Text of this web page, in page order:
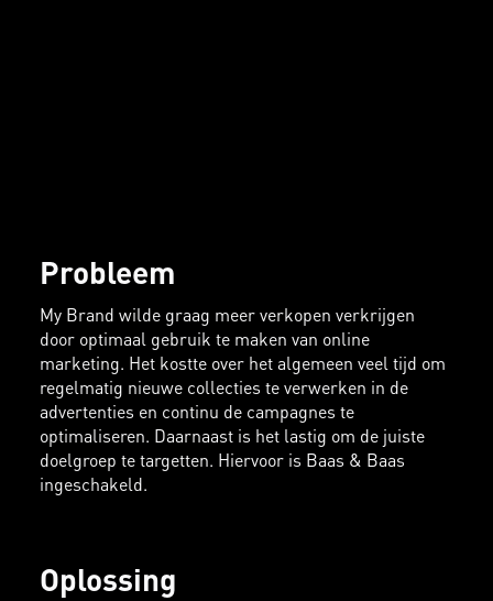
Probleem
My Brand wilde graag meer verkopen verkrijgen
door optimaal gebruik te maken van online
marketing. Het kostte over het algemeen veel tijd om
regelmatig nieuwe collecties te verwerken in de
advertenties en continu de campagnes te
optimaliseren. Daarnaast is het lastig om de juiste
doelgroep te targetten. Hiervoor is Baas & Baas
ingeschakeld.
Oplossing